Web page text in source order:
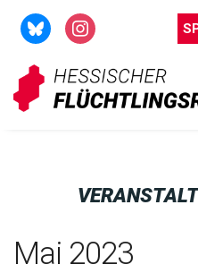
Zum
Inhalt
springen
Mai 2023